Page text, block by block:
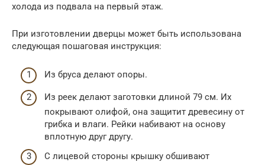
холода из подвала на первый этаж.
При изготовлении дверцы может быть использована
следующая пошаговая инструкция:
Из бруса делают опоры.
Из реек делают заготовки длиной 79 см. Их
покрывают олифой, она защитит древесину от
грибка и влаги. Рейки набивают на основу
вплотную друг другу.
С лицевой стороны крышку обшивают